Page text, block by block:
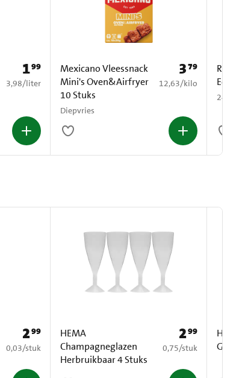
Prijs: € 1,99
199
€ 3,98 per liter
3,98/liter
Mexicano Vleessnack
Mini's Oven&Airfryer
10 Stuks
Diepvries
Prijs: € 3,79
379
€ 12,63 per kilo
12,63/kilo
Red
24 x
Prijs: € 2,99
299
€ 0,03 per stuk
0,03/stuk
HEMA
Champagneglazen
Herbruikbaar 4 Stuks
Prijs: € 2,99
299
€ 0,75 per stuk
0,75/stuk